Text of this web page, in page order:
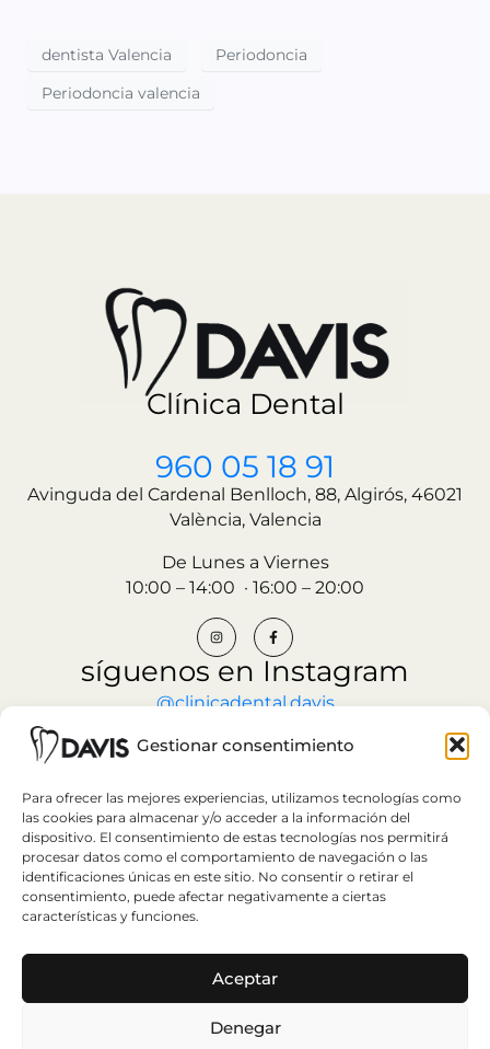
Gestionar consentimiento
Para ofrecer las mejores experiencias, utilizamos tecnologías como
las cookies para almacenar y/o acceder a la información del
dispositivo. El consentimiento de estas tecnologías nos permitirá
procesar datos como el comportamiento de navegación o las
identificaciones únicas en este sitio. No consentir o retirar el
consentimiento, puede afectar negativamente a ciertas
características y funciones.
Aceptar
Denegar
dentista Valencia
Periodoncia
Periodoncia valencia
Clínica Dental
960 05 18 91
Avinguda del Cardenal Benlloch, 88, Algirós, 46021
València, Valencia
De Lunes a Viernes
10:00 – 14:00 · 16:00 – 20:00
síguenos en Instagram
@clinicadental.davis